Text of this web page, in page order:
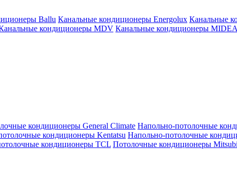
Ballu Канальные кондиционеры Energolux Канальные
кондиционеры MDV Канальные кондиционеры MIDEA
кондиционеры General Climate Напольно-потолочные
кондиционеры Kentatsu Напольно-потолочные
кондиционеры TCL Потолочные кондиционеры